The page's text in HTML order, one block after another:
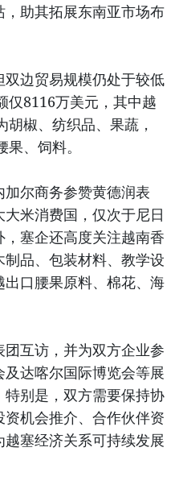
助其拓展东南亚市场布
边贸易规模仍处于较低
仅8116万美元，其中越
椒、纺织品、果蔬，
、饲料。
尔商务参赞黄德润表
米消费国，仅次于尼日
塞企还高度关注越南香
品、包装材料、教学设
口腰果原料、棉花、海
互访，并为双方企业参
达喀尔国际博览会等展
别是，双方需要保持协
机会推介、合作伙伴资
塞经济关系可持续发展